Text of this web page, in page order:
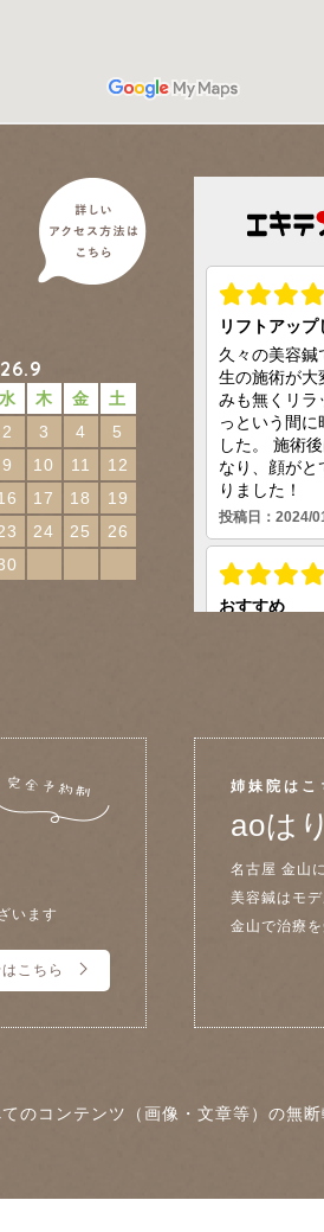
水 木 金
土
2 3 4
5
9 10 11
12
17 18
19
24 25
26
います
はこちら
姉妹院はこ
aoは
名古屋 金山
美容鍼はモ
金山で治療
のコンテンツ（画像・文章等）の無